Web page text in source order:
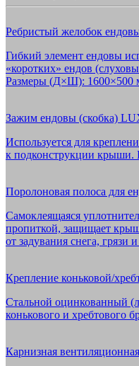
Ребристый желобок
Гибкий элемент ендовы
«коротких» ендов
Размеры (Д×Ш): 1600×500
Зажим ендовы (скобка)
Используется для
к подконструкции крыши.
Поролоновая полоса для
Самоклеящаяся
пропиткой, защищает
от задувания снега, грязи
Крепление коньковой/
Стальной оцинкованный
конькового и хребтового
Карнизная